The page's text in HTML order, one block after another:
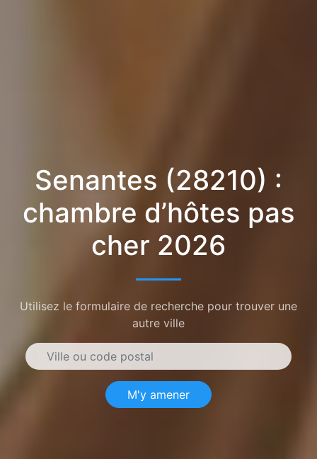
Senantes (28210) :
chambre d’hôtes pas
cher 2026
Utilisez le formulaire de recherche pour trouver une
autre ville
M'y amener